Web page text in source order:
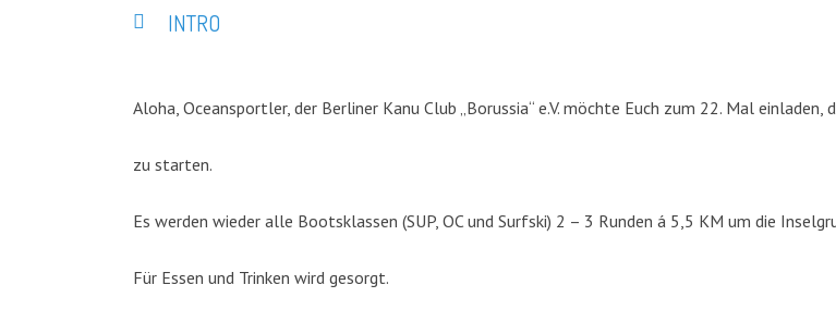
INTRO
Aloha, Oceansportler, der Berliner Kanu Club „Borussia“ e.V. möchte Euch zum 22. Mal einladen,
zu starten.
Es werden wieder alle Bootsklassen (SUP, OC und Surfski) 2 – 3 Runden á 5,5 KM um die
Für Essen und Trinken wird gesorgt.